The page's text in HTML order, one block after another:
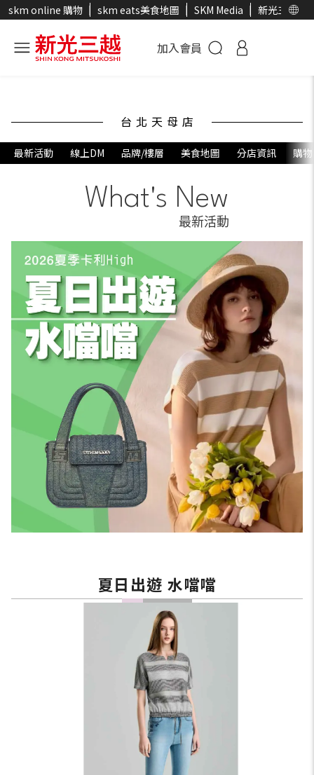
skm online 購物 skm eats美食地圖 SKM Media 新光三越官
加入會員
台北天母店
最新活動 線上DM 品牌/樓層 美食地圖 分店資訊 購
What's New
最新活動
夏日出遊 水噹噹